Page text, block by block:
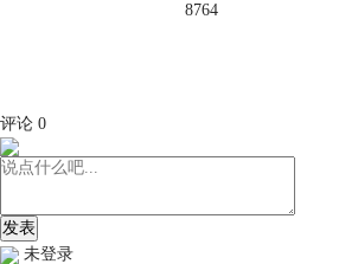
8764
评论 0
发表
未登录